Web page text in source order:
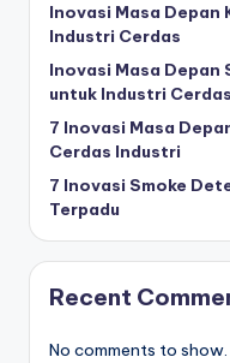
Inovasi Masa Depan
Industri Cerdas
Inovasi Masa Depan
untuk Industri Cerdas
7 Inovasi Masa
Cerdas Industri
7 Inovasi Smoke
Terpadu
Recent
No comments to show.